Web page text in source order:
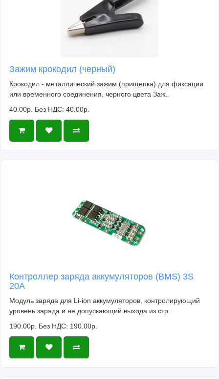
Зажим крокодил (черный)
Крокодил - металлический зажим (прищепка) для фиксации
или временного соединения, черного цвета Заж..
40.00р. Без НДС: 40.00р.
Контроллер заряда аккумуляторов (BMS) 3S
20A
Модуль заряда для Li-ion аккумуляторов, контролирующий
уровень заряда и не допускающий выхода из стр..
190.00р. Без НДС: 190.00р.